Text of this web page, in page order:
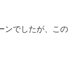
ンでしたが、この